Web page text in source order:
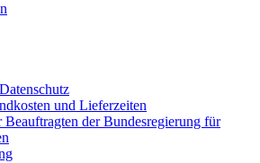
und Lieferzeiten
der Bundesregierung für